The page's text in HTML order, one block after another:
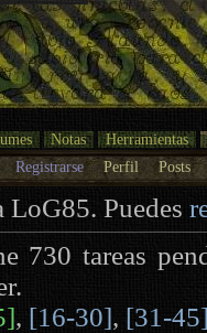
Notas
Herramientas
Registrarse Perfil Posts
LoG85. Puedes
730 tareas
, [16-30], [31-